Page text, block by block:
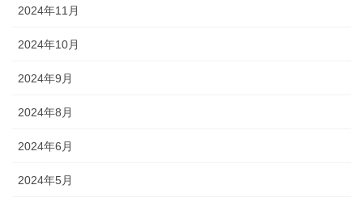
2024年11月
2024年10月
2024年9月
2024年8月
2024年6月
2024年5月